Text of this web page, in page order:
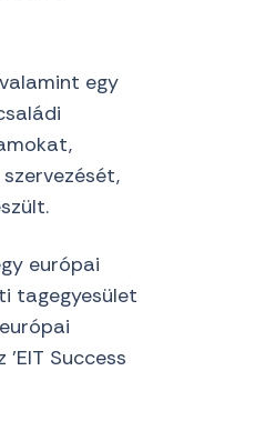
egy
európai
tagegyesület
Success